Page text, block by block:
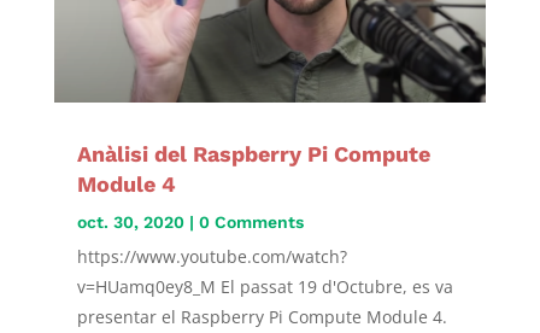
Anàlisi del Raspberry Pi Compute
Module 4
oct. 30, 2020| 0 Comments
https://www.youtube.com/watch?
v=HUamq0ey8_M El passat 19 d'Octubre, es va
presentar el Raspberry Pi Compute Module 4.